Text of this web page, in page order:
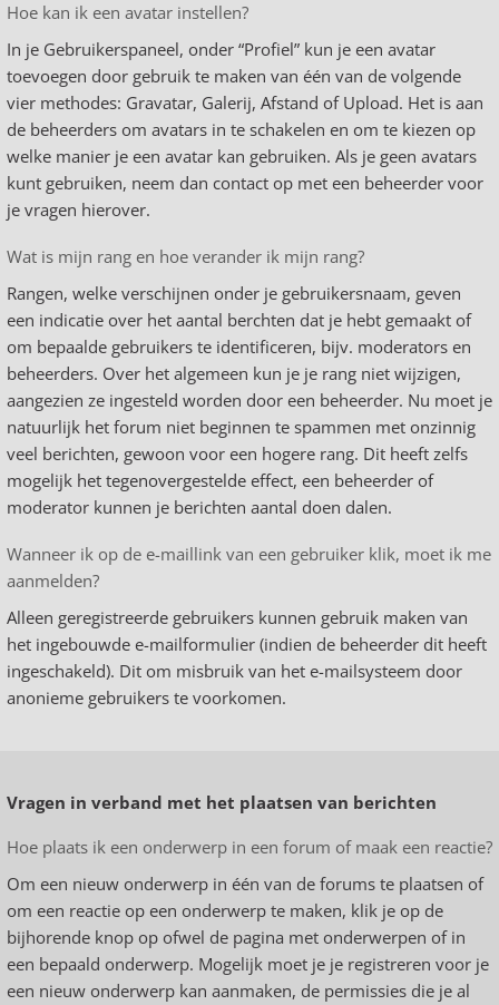
Hoe kan ik een avatar instellen?
In je Gebruikerspaneel, onder “Profiel” kun je een avatar
toevoegen door gebruik te maken van één van de volgende
vier methodes: Gravatar, Galerij, Afstand of Upload. Het is aan
de beheerders om avatars in te schakelen en om te kiezen op
welke manier je een avatar kan gebruiken. Als je geen avatars
kunt gebruiken, neem dan contact op met een beheerder voor
je vragen hierover.
Wat is mijn rang en hoe verander ik mijn rang?
Rangen, welke verschijnen onder je gebruikersnaam, geven
een indicatie over het aantal berchten dat je hebt gemaakt of
om bepaalde gebruikers te identificeren, bijv. moderators en
beheerders. Over het algemeen kun je je rang niet wijzigen,
aangezien ze ingesteld worden door een beheerder. Nu moet je
natuurlijk het forum niet beginnen te spammen met onzinnig
veel berichten, gewoon voor een hogere rang. Dit heeft zelfs
mogelijk het tegenovergestelde effect, een beheerder of
moderator kunnen je berichten aantal doen dalen.
Wanneer ik op de e-maillink van een gebruiker klik, moet ik me
aanmelden?
Alleen geregistreerde gebruikers kunnen gebruik maken van
het ingebouwde e-mailformulier (indien de beheerder dit heeft
ingeschakeld). Dit om misbruik van het e-mailsysteem door
anonieme gebruikers te voorkomen.
Vragen in verband met het plaatsen van berichten
Hoe plaats ik een onderwerp in een forum of maak een reactie?
Om een nieuw onderwerp in één van de forums te plaatsen of
om een reactie op een onderwerp te maken, klik je op de
bijhorende knop op ofwel de pagina met onderwerpen of in
een bepaald onderwerp. Mogelijk moet je je registreren voor je
een nieuw onderwerp kan aanmaken, de permissies die je al